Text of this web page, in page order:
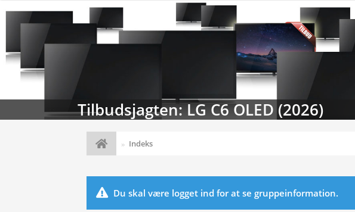
Tilbudsjagten: LG C6 OLED (2026)
Indeks
Du skal være logget ind for at se gruppeinformation.